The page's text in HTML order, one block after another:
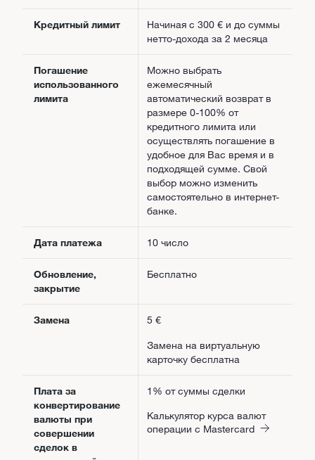
Кредитный лимит
Начиная с 300 € и до суммы
нетто-дохода за 2 месяца
Погашение
использованного
лимита
Можно выбрать
ежемесячный
автоматический возврат в
размере 0-100% от
кредитного лимита или
осуществлять погашение в
удобное для Вас время и в
подходящей сумме. Свой
выбор можно изменить
самостоятельно в интернет-
банке.
Дата платежа 10 число
Обновление,
закрытие
Бесплатно
Замена
5 €
Замена на виртуальную
карточку бесплатна
Плата за
конвертирование
валюты при
совершении
сделок в
1% от суммы сделки
Калькулятор курса валют
операции с Mastercard